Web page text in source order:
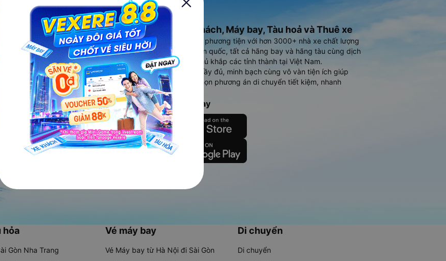
Ứng dụng đặt vé Xe khách, Máy bay, Tàu hoả và Thuê xe
Vexere - ứng dụng đặt vé đa phương tiện với hơn 3000+ nhà xe chất lượng
cao, 5000+ tuyến đường toàn quốc, tất cả hãng bay và hãng tàu cùng dịch
vụ thuê xe máy, xe du lịch phủ khắp các tỉnh thành tại Việt Nam.
Ứng dụng hiển thị thông tin đầy đủ, minh bạch cùng vô vàn tiện ích giúp
người dùng so sánh và lựa chọn phương án di chuyển tiết kiệm, nhanh
chóng và phù hợp nhất.
Tải ứng dụng Vexere ngay
hỏa
Gòn Nha Trang
Vé máy bay
Vé Máy bay từ Hà Nội đi Sài Gòn
Di chuyển
Di chuyển